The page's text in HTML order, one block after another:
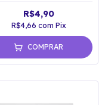
D'água
R$4,90
R$4,66com Pix
COMPRAR